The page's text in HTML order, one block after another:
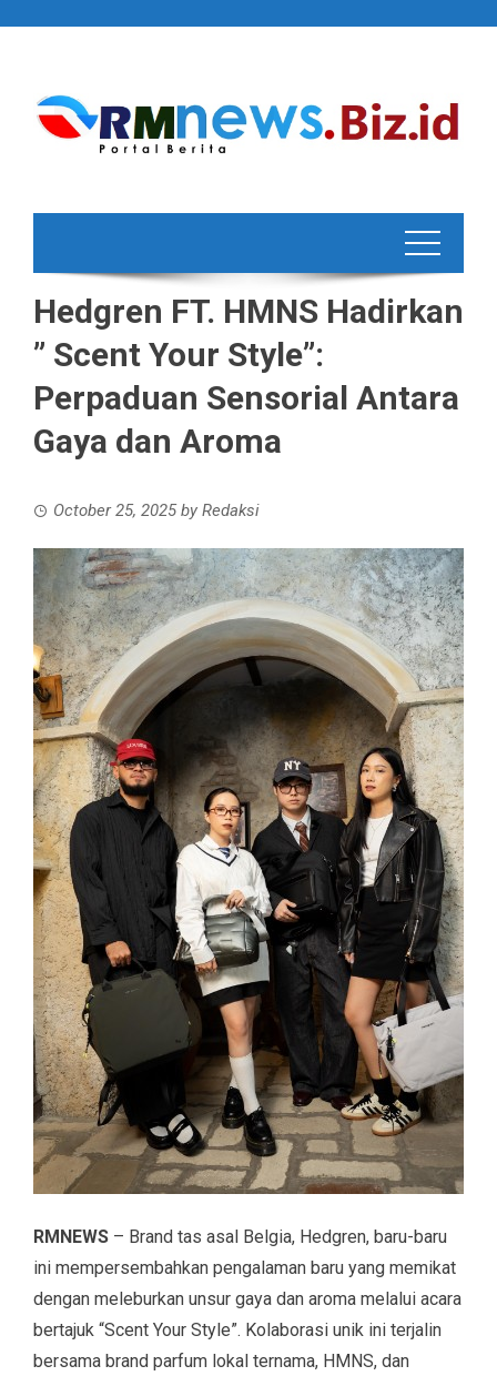
Hedgren FT. HMNS Hadirkan
” Scent Your Style”:
Perpaduan Sensorial Antara
Gaya dan Aroma
October 25, 2025by Redaksi
RMNEWS – Brand tas asal Belgia, Hedgren, baru-baru
ini mempersembahkan pengalaman baru yang memikat
dengan meleburkan unsur gaya dan aroma melalui acara
bertajuk “Scent Your Style”. Kolaborasi unik ini terjalin
bersama brand parfum lokal ternama, HMNS, dan